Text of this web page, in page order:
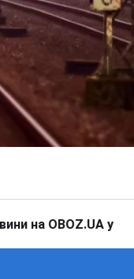
на OBOZ.UA у